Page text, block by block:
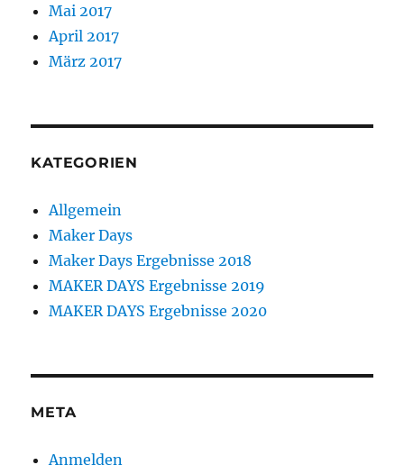
Mai 2017
April 2017
März 2017
KATEGORIEN
Allgemein
Maker Days
Maker Days Ergebnisse 2018
MAKER DAYS Ergebnisse 2019
MAKER DAYS Ergebnisse 2020
META
Anmelden